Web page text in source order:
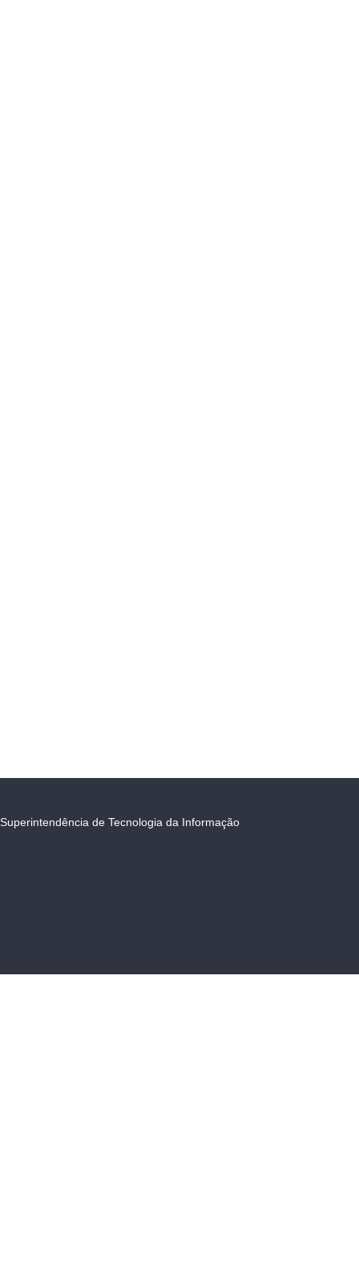
Superintendência de Tecnologia da Informação